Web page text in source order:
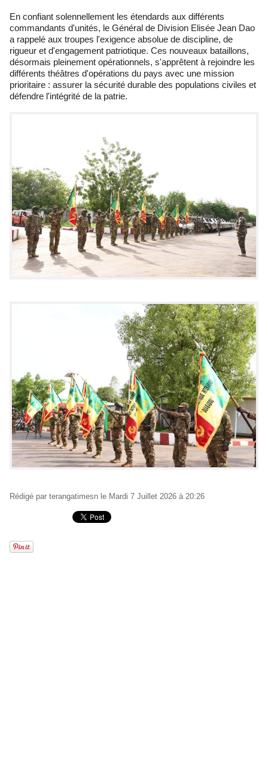
En confiant solennellement les étendards aux différents
commandants d'unités, le Général de Division Elisée Jean Dao
a rappelé aux troupes l'exigence absolue de discipline, de
rigueur et d'engagement patriotique. Ces nouveaux bataillons,
désormais pleinement opérationnels, s'apprêtent à rejoindre les
différents théâtres d'opérations du pays avec une mission
prioritaire : assurer la sécurité durable des populations civiles et
défendre l'intégrité de la patrie.
Rédigé par terangatimesn le Mardi 7 Juillet 2026 à 20:26